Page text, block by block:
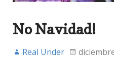
No Navidad!
Real Under